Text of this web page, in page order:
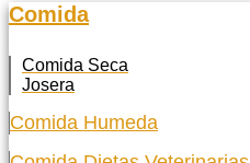
Comida
Comida Seca
Josera
Comida Humeda